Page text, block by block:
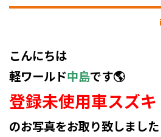
こんにちは
軽ワールド中島です🌎
登録未使用車スズ
のお写真をお取り致しました